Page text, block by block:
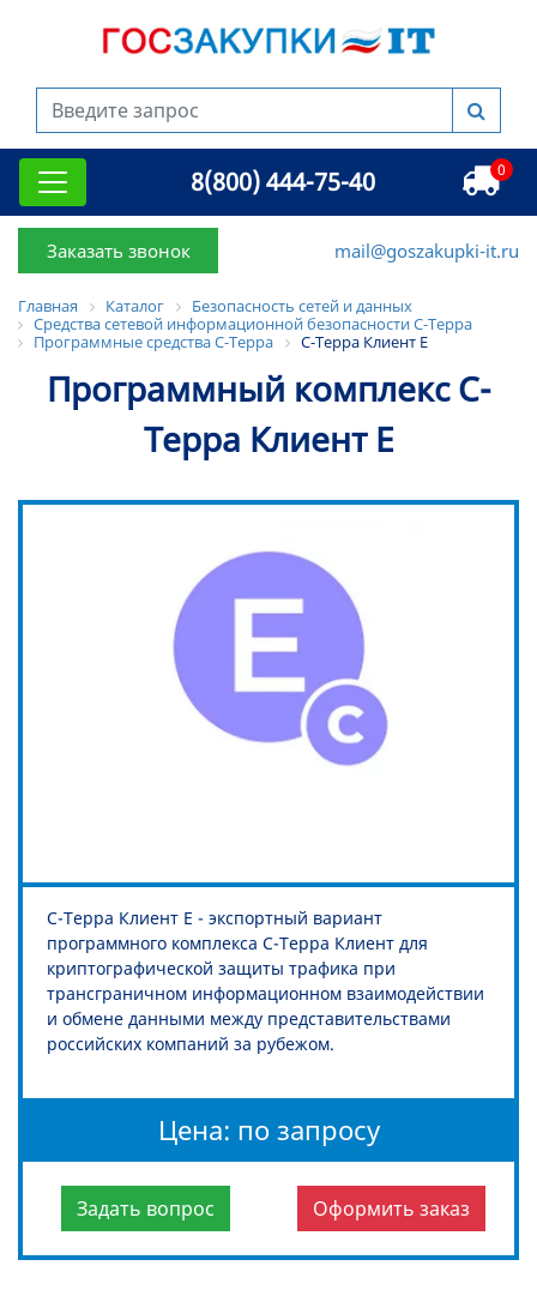
8(800) 444-75-40 0
Заказать звонок mail@goszakupki-it.ru
Главная Каталог
Безопасность сетей и данных
Средства сетевой информационной безопасности С-Терра
Программные средства С-Терра
С-Терра Клиент Е
Программный комплекс С-
Терра Клиент E
С-Терра Клиент E - экспортный вариант
программного комплекса С-Терра Клиент для
криптографической защиты трафика при
трансграничном информационном взаимодействии
и обмене данными между представительствами
российских компаний за рубежом.
Цена: по запросу
Задать вопрос Оформить заказ